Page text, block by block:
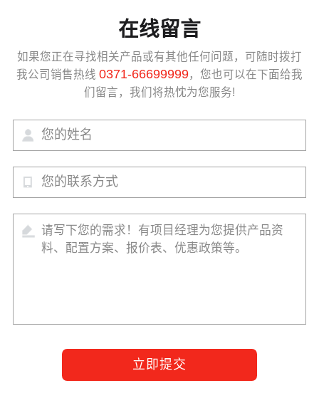
在线留言
如果您正在寻找相关产品或有其他任何问题，可随时拨打
我公司销售热线 0371-66699999，您也可以在下面给我
们留言，我们将热忱为您服务!
立即提交